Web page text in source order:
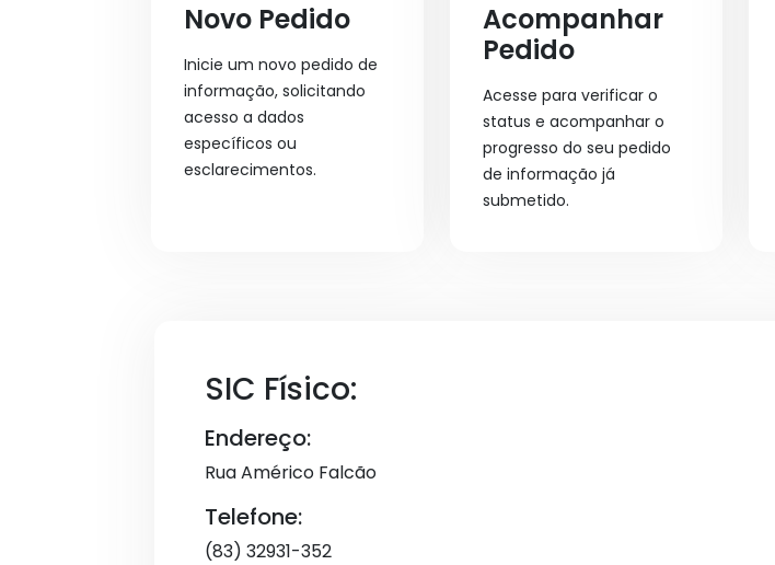
Novo Pedido
Inicie um novo pedido de
informação, solicitando
acesso a dados
específicos ou
esclarecimentos.
Acompanhar
Pedido
Acesse para verificar o
status e acompanhar o
progresso do seu pedido
de informação já
submetido.
SIC Físico:
Endereço:
Rua Américo Falcão
Telefone:
(83) 32931-352